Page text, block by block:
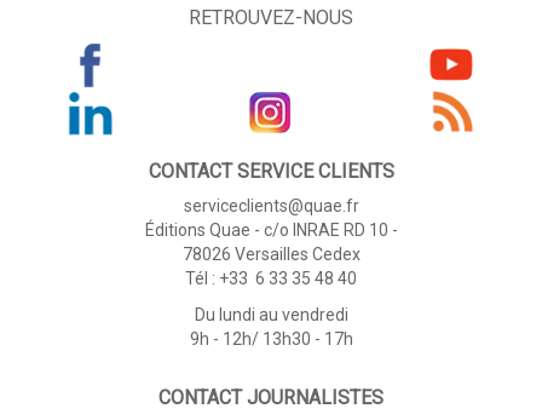
RETROUVEZ-NOUS
CONTACT SERVICE CLIENTS
serviceclients@quae.fr
Éditions Quae - c/o INRAE RD 10 -
78026 Versailles Cedex
Tél : +33 6 33 35 48 40
Du lundi au vendredi
9h - 12h/ 13h30 - 17h
CONTACT JOURNALISTES